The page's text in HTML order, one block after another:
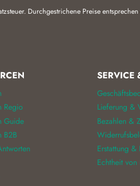
Durchgestrichene Preise
Regio
Guide
B2B
SERVICE
Lieferung &
Bezahlen &
Erstattung &
Echtheit von